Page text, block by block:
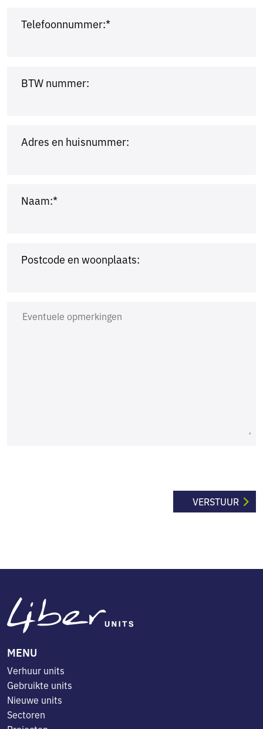
Telefoonnummer:*
BTW nummer:
Adres en huisnummer:
Naam:*
Postcode en woonplaats:
MENU
Verhuur units
Gebruikte units
Nieuwe units
Sectoren